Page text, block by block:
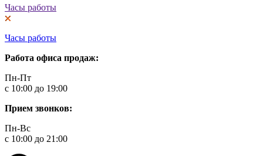
Часы работы
Часы работы
Работа офиса продаж:
Пн-Пт
с 10:00 до 19:00
Прием звонков:
Пн-Вс
с 10:00 до 21:00